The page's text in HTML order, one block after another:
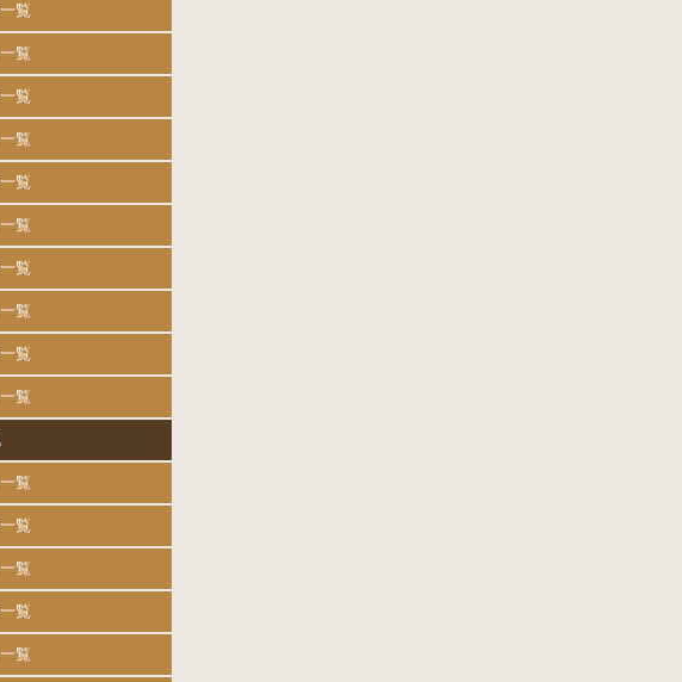
覧
覧
覧
覧
覧
覧
覧
覧
覧
覧
覧
覧
覧
覧
覧